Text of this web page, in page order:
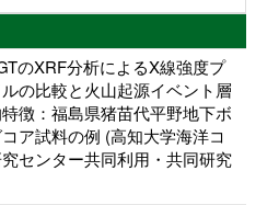
のXRF分析によるX線強度プ
の比較と火山起源イベント層
徴：福島県猪苗代平野地下ボ
ア試料の例 (高知大学海洋コ
センター共同利用・共同研究